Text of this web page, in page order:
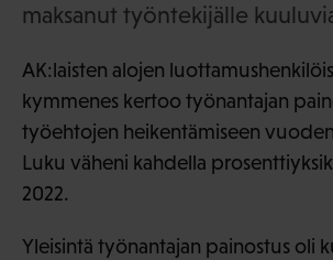
maksanut työntekijälle
AK:laisten alojen
kymmenes kertoo työnantajan
työehtojen heikentämiseen
Luku väheni kahdella
2022.
Yleisintä työnantajan painostus oli